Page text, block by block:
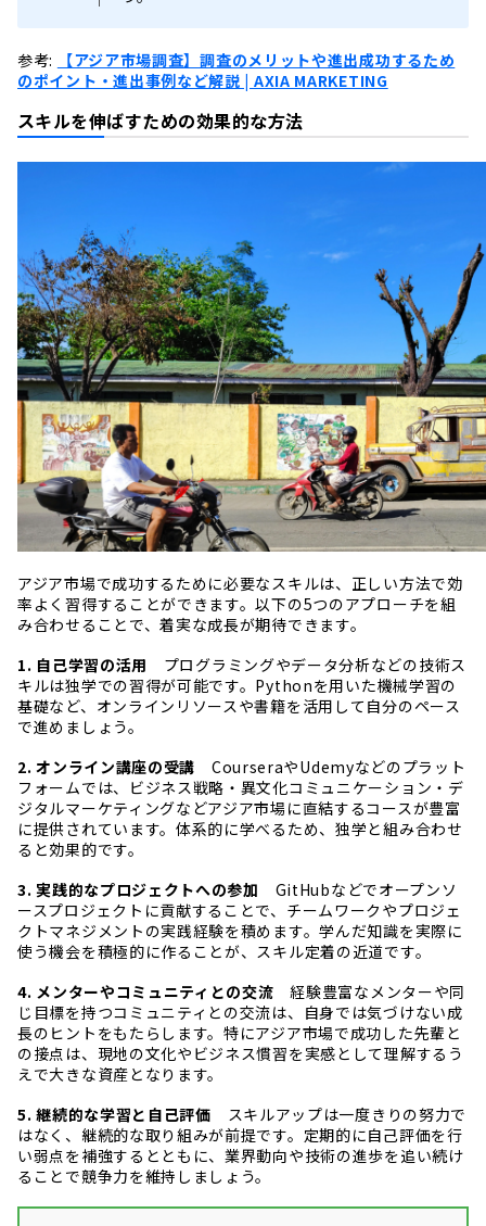
参考:
【アジア市場調査】調査のメリットや進出成功するため
のポイント・進出事例など解説 | AXIA MARKETING
スキルを伸ばすための効果的な方法
アジア市場で成功するために必要なスキルは、正しい方法で効
率よく習得することができます。以下の5つのアプローチを組
み合わせることで、着実な成長が期待できます。
1. 自己学習の活用 プログラミングやデータ分析などの技術ス
キルは独学での習得が可能です。Pythonを用いた機械学習の
基礎など、オンラインリソースや書籍を活用して自分のペース
で進めましょう。
2. オンライン講座の受講 CourseraやUdemyなどのプラット
フォームでは、ビジネス戦略・異文化コミュニケーション・デ
ジタルマーケティングなどアジア市場に直結するコースが豊富
に提供されています。体系的に学べるため、独学と組み合わせ
ると効果的です。
3. 実践的なプロジェクトへの参加 GitHubなどでオープンソ
ースプロジェクトに貢献することで、チームワークやプロジェ
クトマネジメントの実践経験を積めます。学んだ知識を実際に
使う機会を積極的に作ることが、スキル定着の近道です。
4. メンターやコミュニティとの交流 経験豊富なメンターや同
じ目標を持つコミュニティとの交流は、自身では気づけない成
長のヒントをもたらします。特にアジア市場で成功した先輩と
の接点は、現地の文化やビジネス慣習を実感として理解するう
えで大きな資産となります。
5. 継続的な学習と自己評価 スキルアップは一度きりの努力で
はなく、継続的な取り組みが前提です。定期的に自己評価を行
い弱点を補強するとともに、業界動向や技術の進歩を追い続け
ることで競争力を維持しましょう。